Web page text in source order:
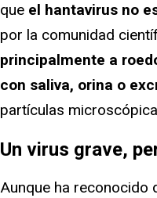
que el hantavirus no
por la comunidad
principalmente a
con saliva, orina o
partículas
Un virus grave,
Aunque ha reconocido